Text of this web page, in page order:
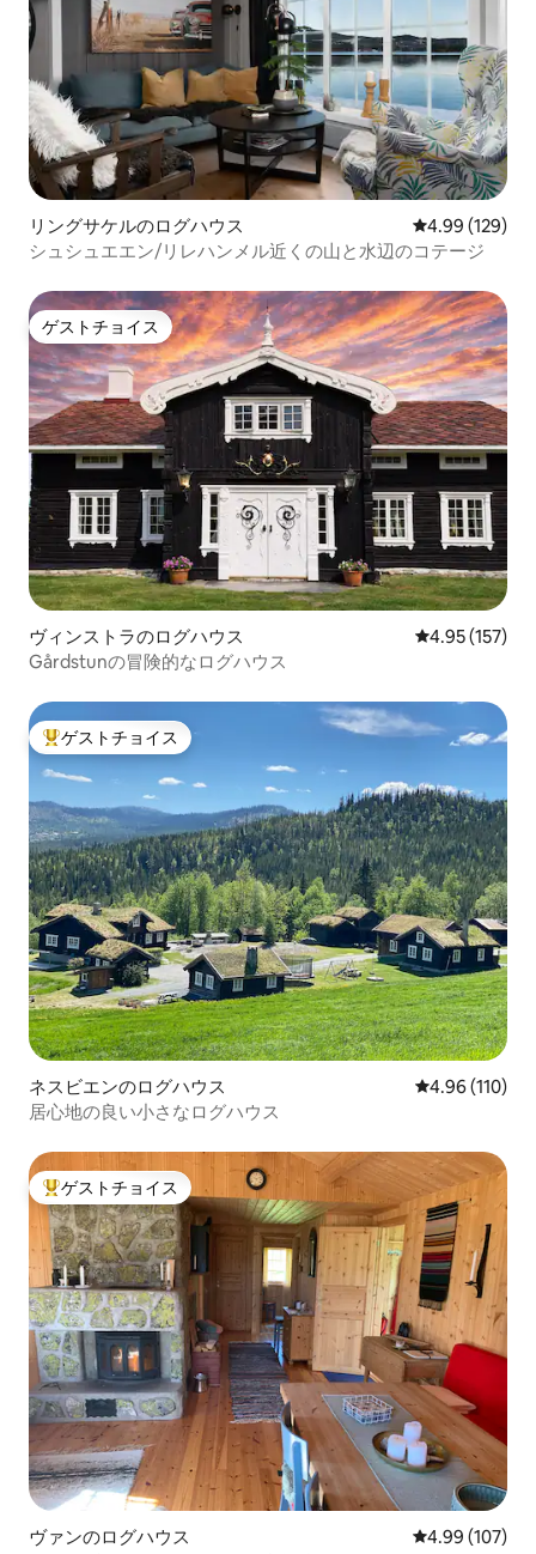
リングサケルのログハウス レビュー129
4.99 (129)
シュシュエエン/リレハンメル近くの山と水辺のコテージ
ゲストチョイス
ゲストチョイス
ヴィンストラのログハウス レビュー157
4.95 (157)
Gårdstunの冒険的なログハウス
大好評のゲストチョイスです。
ゲストチョイス
ネスビエンのログハウス レビュー110
4.96 (110)
居心地の良い小さなログハウス
大好評のゲストチョイスです。
ゲストチョイス
ヴァンのログハウス レビュー107
4.99 (107)